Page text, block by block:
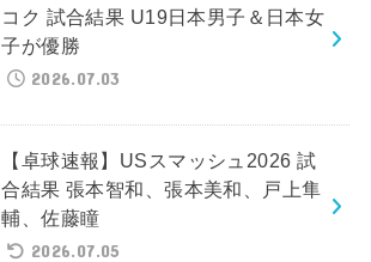
コク 試合結果 U19日本男子＆日本女
子が優勝
2026.07.03
【卓球速報】USスマッシュ2026 試
合結果 張本智和、張本美和、戸上隼
輔、佐藤瞳
2026.07.05